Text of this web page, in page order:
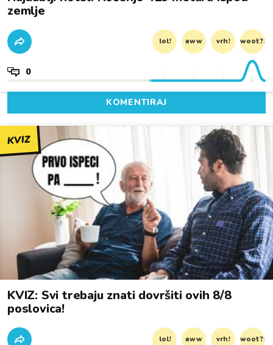
zemlje
lol! aww vrh! woot?!
0
KOMENTIRAJ
KVIZ
KVIZ: Svi trebaju znati dovršiti ovih 8/8
poslovica!
lol! aww vrh! woot?!